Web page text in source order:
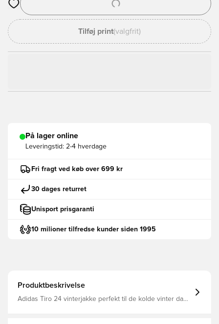
Åbner en Modal til at logge ind eller tilmelde dig som medlem
Tilføj print(valgfrit)
På lager online
Leveringstid: 2-4 hverdage
Fri fragt ved køb over 699 kr
30 dages returret
Unisport prisgaranti
10 milioner tilfredse kunder siden 1995
Produktbeskrivelse
Adidas Tiro 24 vinterjakke perfekt til de kolde vinter dage